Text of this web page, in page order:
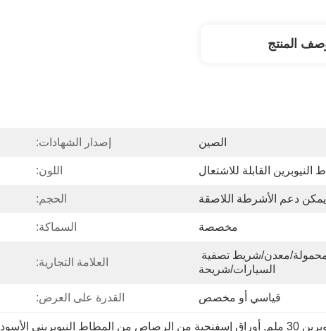
المنتج
الصين إصدار الشهادات:
اللون:
يمكن دعم الأشرطة اللاصقة الحجم:
مخصصة السماكة:
السيارات/شريحة
العلامة التجارية:
قياسي أو مخصص القدرة على العرض:
ملم , أوراق إسفنجية من الرصاص من المطاط النيوبريني الأسود